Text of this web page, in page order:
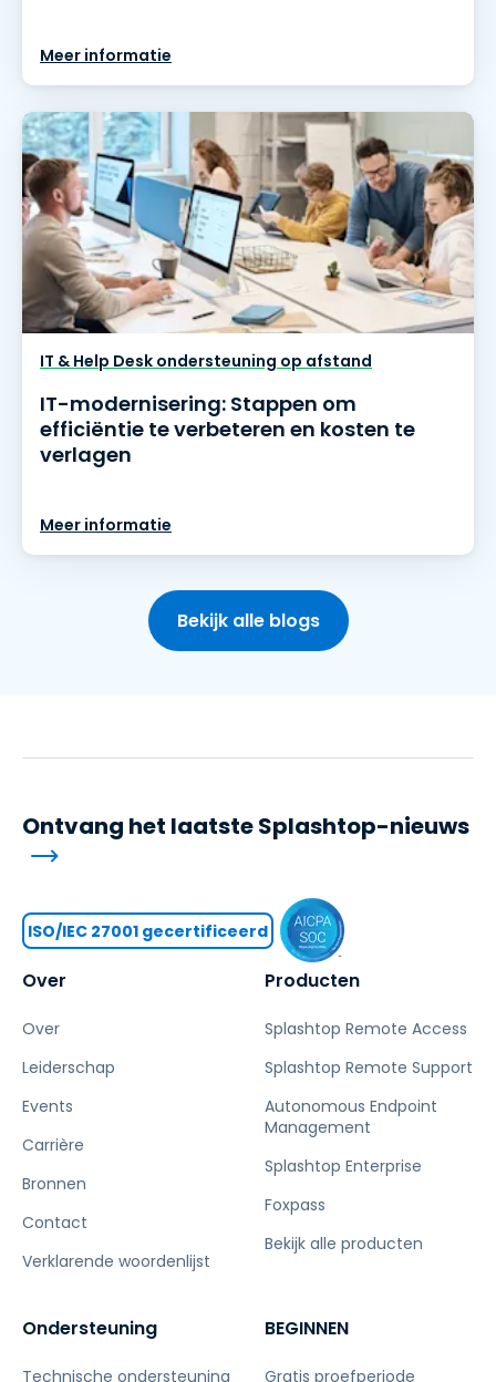
Meer informatie
IT & Help Desk ondersteuning op afstand
IT-modernisering: Stappen om
efficiëntie te verbeteren en kosten te
verlagen
Meer informatie
Bekijk alle blogs
Over
Over
Leiderschap
Events
Carrière
Bronnen
Contact
Verklarende woordenlijst
Producten
Splashtop Remote Access
Splashtop Remote Support
Autonomous Endpoint
Management
Splashtop Enterprise
Foxpass
Bekijk alle producten
Ondersteuning
Technische ondersteuning
BEGINNEN
Gratis proefperiode
Ontvang het laatste Splashtop-nieuws
ISO/IEC 27001 gecertificeerd